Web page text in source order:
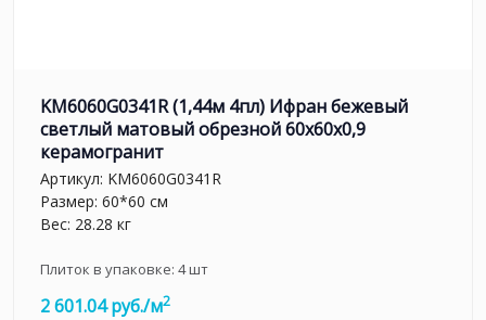
KM6060G0341R (1,44м 4пл) Ифран бежевый
светлый матовый обрезной 60x60x0,9
керамогранит
Артикул: KM6060G0341R
Размер: 60*60 см
Вес: 28.28 кг
Плиток в упаковке: 4шт
2 601.04 руб./м2